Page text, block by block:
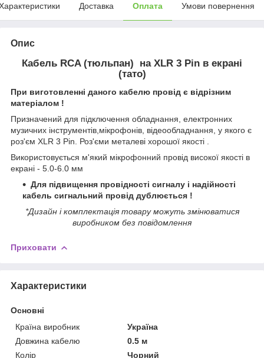
Доставка Оплата Умови повернення
Опис
Кабель RCA (тюльпан) на XLR 3 Pin в екрані
(тато)
При виготовленні даного кабелю провід є відрізним
матеріалом !
Призначений для підключення обладнання, електронних
музичних інструментів,мікрофонів, відеообладнання, у якого є
роз'єм XLR 3 Pin. Роз'єми металеві хорошої якості .
Використовується м'який мікрофонний провід високої якості в
екрані - 5.0-6.0 мм
Для підвищення провідності сигналу і надійності
кабель сигнальний провід дублюється !
*Дизайн і комплектація товару можуть змінюватися
виробником без повідомлення
Приховати
Характеристики
Основні
Країна виробник
Україна
Довжина кабелю
0.5 м
Колір
Чорний